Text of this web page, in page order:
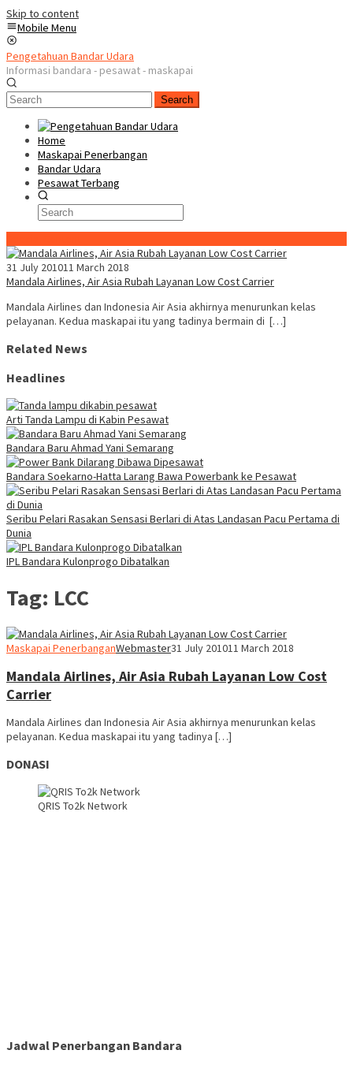
Skip to content
Mobile Menu
Pengetahuan Bandar Udara
Informasi bandara - pesawat - maskapai
Search
Home
Maskapai Penerbangan
Bandar Udara
Pesawat Terbang
31 July 201011 March 2018
Mandala Airlines, Air Asia Rubah Layanan Low Cost Carrier
Mandala Airlines dan Indonesia Air Asia akhirnya menurunkan kelas
pelayanan. Kedua maskapai itu yang tadinya bermain di […]
Related News
Headlines
Arti Tanda Lampu di Kabin Pesawat
Bandara Baru Ahmad Yani Semarang
Bandara Soekarno-Hatta Larang Bawa Powerbank ke Pesawat
Seribu Pelari Rasakan Sensasi Berlari di Atas Landasan Pacu Pertama di
Dunia
IPL Bandara Kulonprogo Dibatalkan
Tag: LCC
Maskapai PenerbanganWebmaster31 July 201011 March 2018
Mandala Airlines, Air Asia Rubah Layanan Low Cost
Carrier
Mandala Airlines dan Indonesia Air Asia akhirnya menurunkan kelas
pelayanan. Kedua maskapai itu yang tadinya […]
DONASI
QRIS To2k Network
Jadwal Penerbangan Bandara